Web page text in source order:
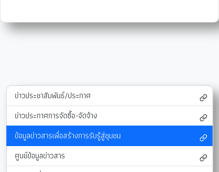
ข่าวประชาสัมพันธ์/ประกาศ
ข่าวประกาศการจัดซื้อ-จัดจ้าง
ข้อมูลข่าวสารเพื่อสร้างการรับรู้สู่ชุมชน
ศูนย์ข้อมูลข่าวสาร